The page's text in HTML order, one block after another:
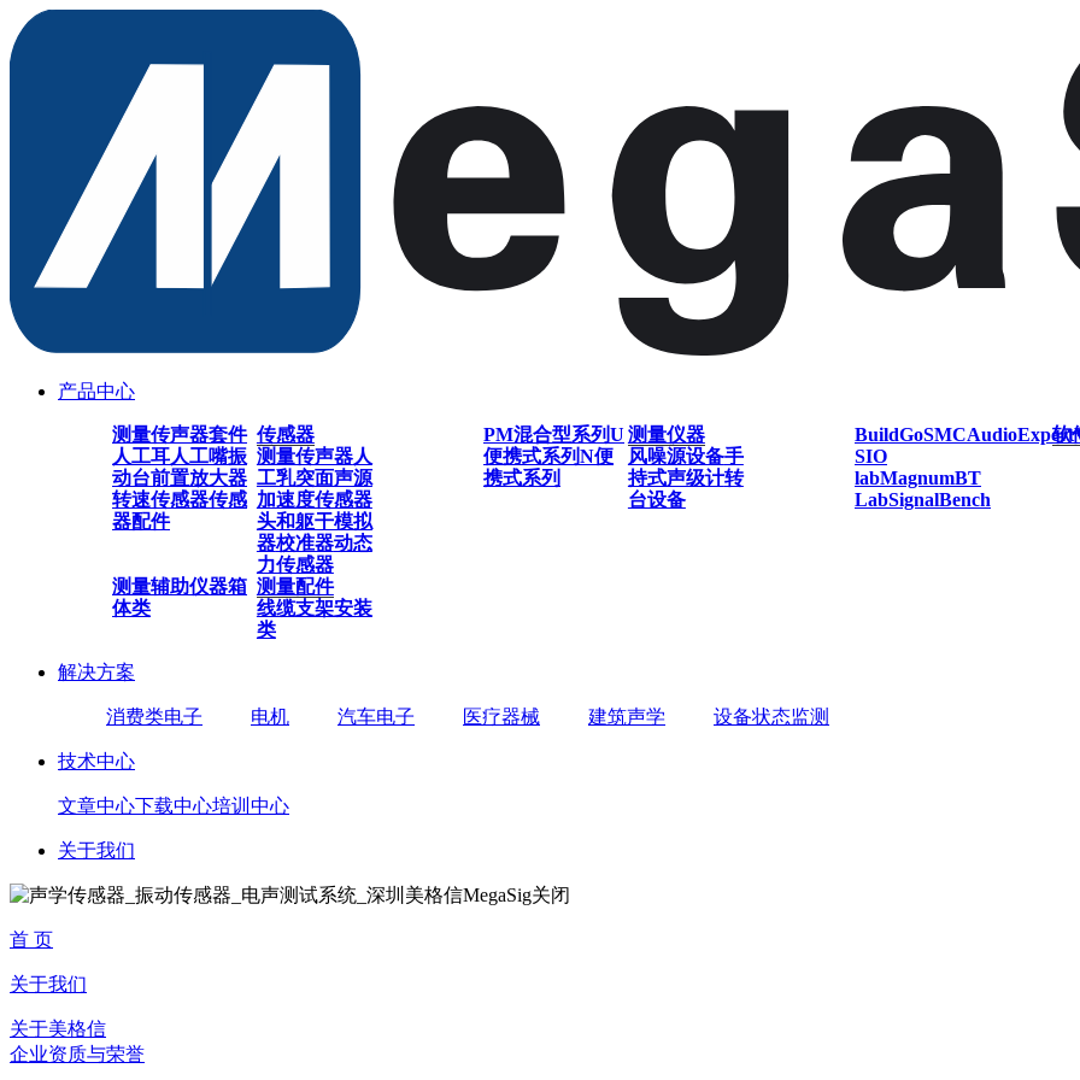
产品中心
传感器
测量传声器套件
人工耳人工嘴振
动台前置放大器
转速传感器传感
器配件
测量传声器人
工乳突面声源
加速度传感器
头和躯干模拟
器校准器动态
力传感器
测量仪器
PM混合型系列U
便携式系列N便
携式系列
风噪源设备手
持式声级计转
台设备
软
BuildGoSMCAudioExpert
SIO
labMagnumBT
LabSignalBench
测量配件
测量辅助仪器箱
体类
线缆支架安装
类
解决方案
消费类电子 电机 汽车电子 医疗器械 建筑声学 设备状态监测
技术中心
文章中心下载中心培训中心
关于我们
关闭
首 页
关于我们
关于美格信
企业资质与荣誉